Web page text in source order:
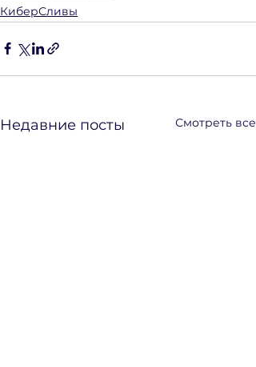
КиберСливы
Недавние посты Смотреть все